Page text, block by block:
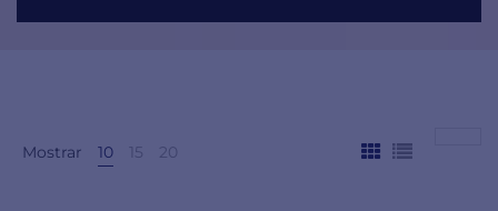
Mostrar 10 15 20